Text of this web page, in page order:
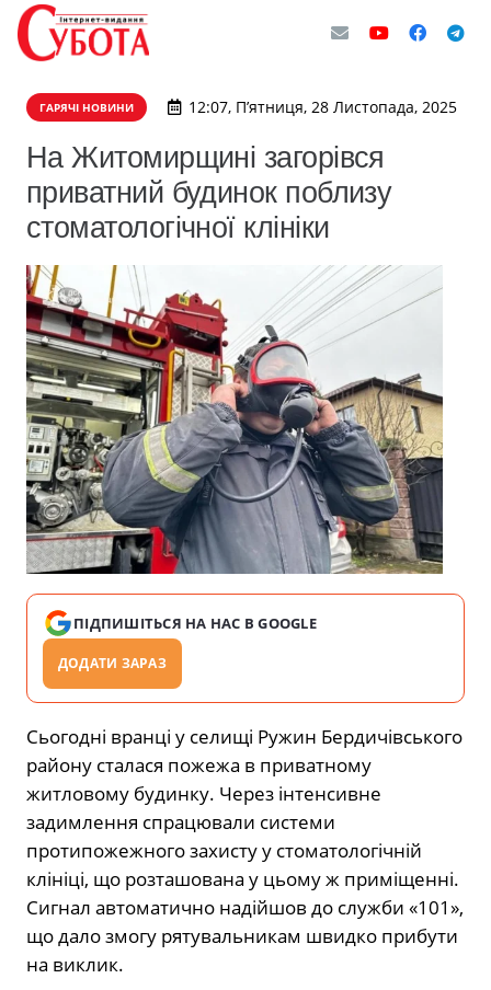
ГАРЯЧІ НОВИНИ 12:07, П’ятниця, 28 Листопада, 2025
На Житомирщині загорівся
приватний будинок поблизу
стоматологічної клініки
ПІДПИШІТЬСЯ НА НАС В GOOGLE
ДОДАТИ ЗАРАЗ
Сьогодні вранці у селищі Ружин Бердичівського
району сталася пожежа в приватному
житловому будинку. Через інтенсивне
задимлення спрацювали системи
протипожежного захисту у стоматологічній
клініці, що розташована у цьому ж приміщенні.
Сигнал автоматично надійшов до служби «101»,
що дало змогу рятувальникам швидко прибути
на виклик.